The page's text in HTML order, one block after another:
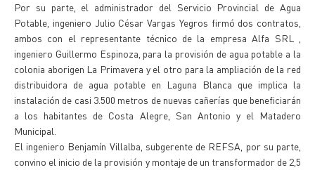
Por su parte, el administrador del Servicio Provincial de Agua
Potable, ingeniero Julio César Vargas Yegros firmó dos contratos,
ambos con el representante técnico de la empresa Alfa SRL ,
ingeniero Guillermo Espinoza, para la provisión de agua potable a la
colonia aborigen La Primavera y el otro para la ampliación de la red
distribuidora de agua potable en Laguna Blanca que implica la
instalación de casi 3.500 metros de nuevas cañerías que beneficiarán
a los habitantes de Costa Alegre, San Antonio y el Matadero
Municipal.
El ingeniero Benjamín Villalba, subgerente de REFSA, por su parte,
convino el inicio de la provisión y montaje de un transformador de 2,5